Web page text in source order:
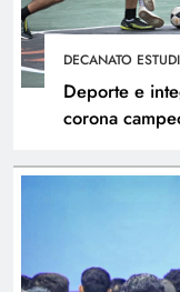
DECANATO
Deporte e
corona